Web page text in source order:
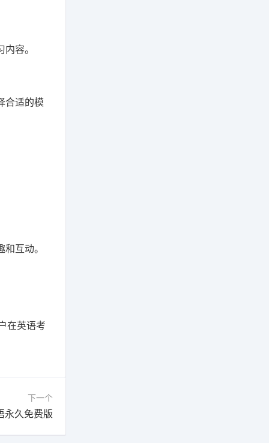
容。
合适的模
互动。
在英语考
下一个
永久免费版